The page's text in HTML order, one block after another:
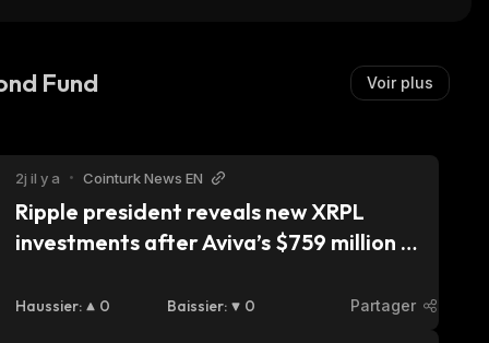
Fund Voir plus
2j il y a • Cointurk News EN
Ripple president reveals new XRPL
investments after Aviva’s $759 million
Haussier: 0 Baissier: 0 Partager